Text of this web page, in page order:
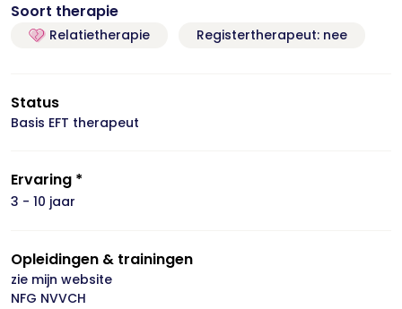
Soort therapie
Relatietherapie Registertherapeut: nee
Status
Basis EFT therapeut
Ervaring *
3 - 10 jaar
Opleidingen & trainingen
zie mijn website
NFG NVVCH